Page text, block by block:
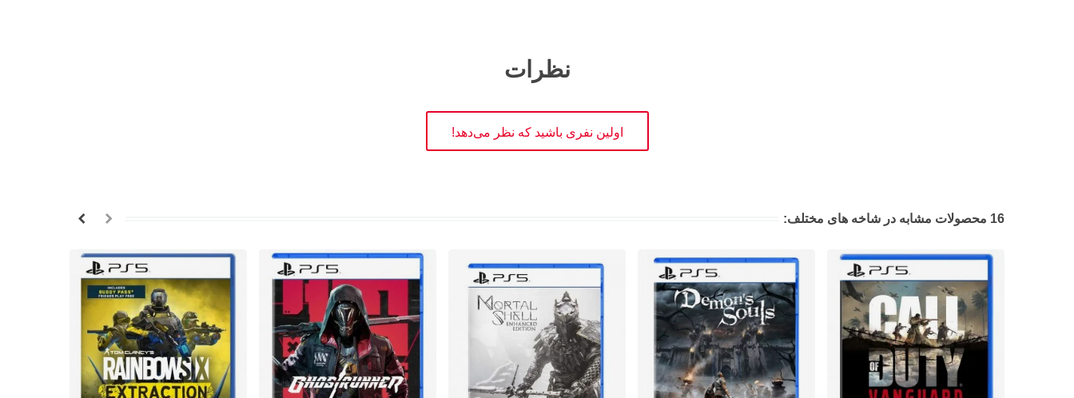
نظرات
اولین نفری باشید که نظر می‌دهد!
16 محصولات مشابه در شاخه های مختلف: